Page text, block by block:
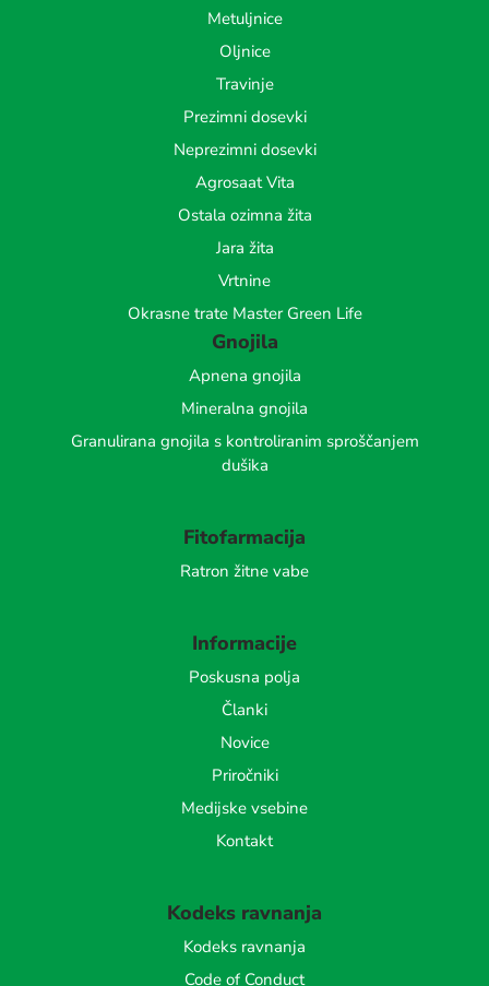
Metuljnice
Oljnice
Travinje
Prezimni dosevki
Neprezimni dosevki
Agrosaat Vita
Ostala ozimna žita
Jara žita
Vrtnine
Okrasne trate Master Green Life
Gnojila
Apnena gnojila
Mineralna gnojila
Granulirana gnojila s kontroliranim sproščanjem
dušika
Fitofarmacija
Ratron žitne vabe
Informacije
Poskusna polja
Članki
Novice
Priročniki
Medijske vsebine
Kontakt
Kodeks ravnanja
Kodeks ravnanja
Code of Conduct